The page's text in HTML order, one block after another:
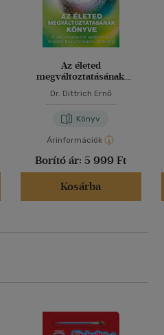
Az életed
megváltoztatásának
Dr. Dittrich Ernő
Könyv
Árinformációk
Borító ár: 5 999 Ft
Kosárba